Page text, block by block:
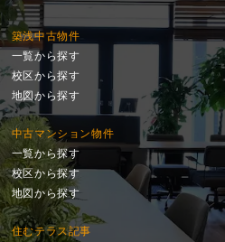
築浅中古物件
一覧から探す
校区から探す
地図から探す
中古マンション物件
一覧から探す
校区から探す
地図から探す
住むテラス記事